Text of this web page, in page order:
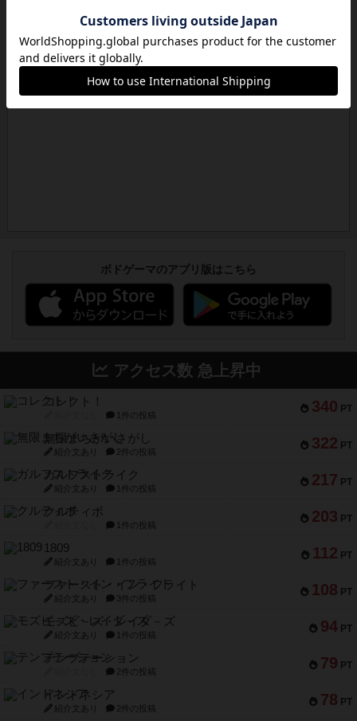
ボドゲーマのアプリ版はこちら
アクセス数 急上昇中
340 PT
コレクト！
1件の投稿
322 PT
無限まちがいさがし
紹介文あり 2件の投稿
217 PT
ガルフストライク
紹介文あり 1件の投稿
203 PT
クルティボ
1件の投稿
112 PT
1809
紹介文あり 1件の投稿
108 PT
ファースト・イン・フライト
紹介文あり 3件の投稿
94 PT
モズビ－ズ・レイダ－ズ
紹介文あり 1件の投稿
79 PT
テンプテーション
2件の投稿
78 PT
インドネシア
紹介文あり 2件の投稿